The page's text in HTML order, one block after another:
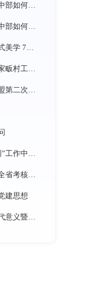
【湖北日报】迟福林：人工智能时代，中部如何走在前？
【湖北日报】迟福林：人工智能时代，中部如何走在前？
【湖北日报】高校学生让AI从零学会楚式美学 7分钟动漫《炎帝神农》惊艳首发
【英山新闻网】湖北大学驻石头咀镇冯家畈村工作队：全力守护人民群众生命财产安全
【简讯】湖北高校与山南市校地合作联盟第二次全体会议在我校召开
1个标杆3个样板！学校在全国党建“双创”工作中再创佳绩
湖北省蜘蛛目动物自然科技资源库获评全省考核优秀
建思想
【中国社会科学网】先秦政治哲学的现代意义暨《中国政治哲学通史·春秋战国卷（儒墨家）》学术研讨会举行